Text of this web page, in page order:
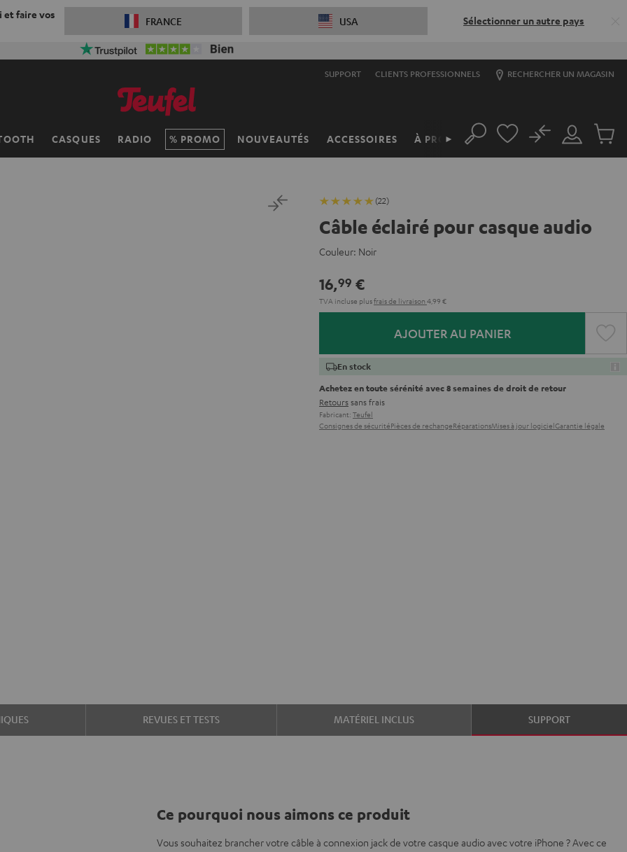
et faire vos
FRANCE USA Sélectionner un autre pays
SUPPORT CLIENTS PROFESSIONNELS RECHERCHER UN MAGASIN
CASQUES RADIO PROMO NOUVEAUTÉS ACCESSOIRES À PROPOS
► Rechercher
Mon
compte
No
(22)
Câble éclairé pour casque audio
Couleur: Noir
16,99 €
TVA incluse plusfrais de livraison 4,99 €
AJOUTER AU PANIER
En stock
Achetez en toute sérénité avec 8 semaines de droit de retour
Retourssans frais
Fabricant: Teufel
Consignes de sécuritéPièces de rechangeRéparationsMises à jour logicielGarantie légale
REVUES ET TESTS MATÉRIEL INCLUS SUPPORT
Ce pourquoi nous aimons ce produit
Vous souhaitez brancher votre câble à connexion jack de votre casque audio avec votre iPhone ? Avec ce